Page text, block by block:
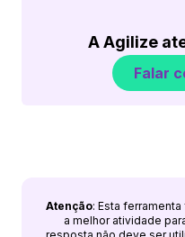
A Agilize
Falar
Atenção: Esta
a melhor atividade